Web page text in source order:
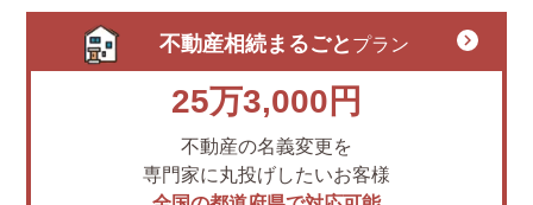
不動産相続まるごと プラン
25万3,000円
不動産の名義変更を
専門家に丸投げしたいお客様